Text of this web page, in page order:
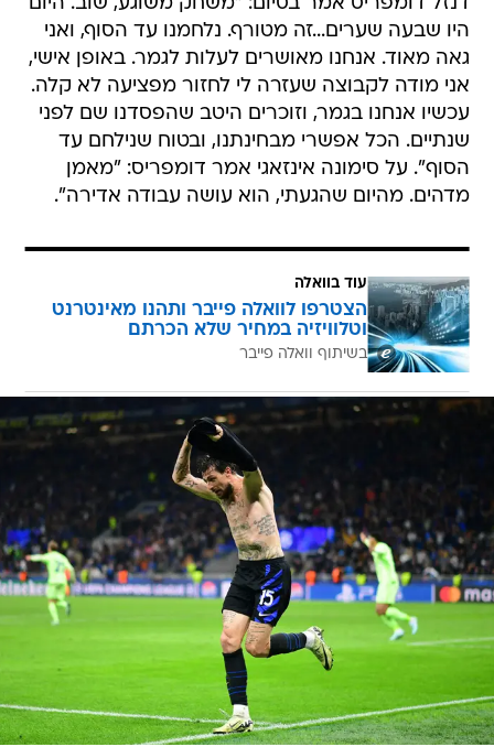
היו שבעה שערים...זה מטורף. נלחמנו עד הסוף, ואני
גאה מאוד. אנחנו מאושרים לעלות לגמר. באופן אישי,
אני מודה לקבוצה שעזרה לי לחזור מפציעה לא קלה.
עכשיו אנחנו בגמר, וזוכרים היטב שהפסדנו שם לפני
שנתיים. הכל אפשרי מבחינתנו, ובטוח שנילחם עד
הסוף". על סימונה אינזאגי אמר דומפריס: "מאמן
מדהים. מהיום שהגעתי, הוא עושה עבודה אדירה".
עוד בוואלה
הצטרפו לוואלה פייבר ותהנו מאינטרנט
וטלוויזיה במחיר שלא הכרתם
בשיתוף וואלה פייבר